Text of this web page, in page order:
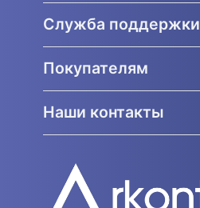
Служба поддержки
Покупателям
Наши контакты